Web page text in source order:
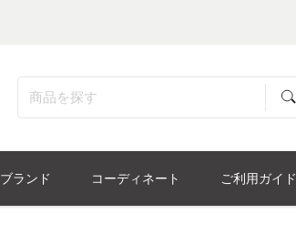
ブランド コーディネート ご利用ガイド